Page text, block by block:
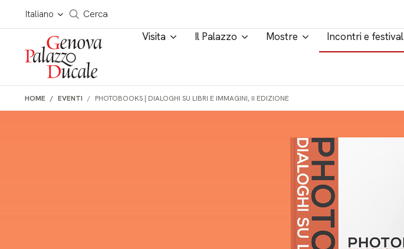
Salta al contenuto
Italiano
Cerca in tutto il sito
Cerca
Visita Il Palazzo Mostre Incontri e festival
HOME EVENTI PHOTOBOOKS | DIALOGHI SU LIBRI E IMMAGINI, II EDIZIONE